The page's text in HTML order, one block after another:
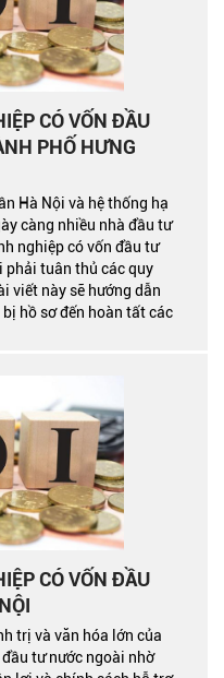
CÓ VỐN ĐẦU
PHỐ HƯNG
Hà Nội và hệ thống hạ
càng nhiều nhà đầu tư
nghiệp có vốn đầu tư
phải tuân thủ các quy
viết này sẽ hướng dẫn
hồ sơ đến hoàn tất các
CÓ VỐN ĐẦU
trị và văn hóa lớn của
tư nước ngoài nhờ